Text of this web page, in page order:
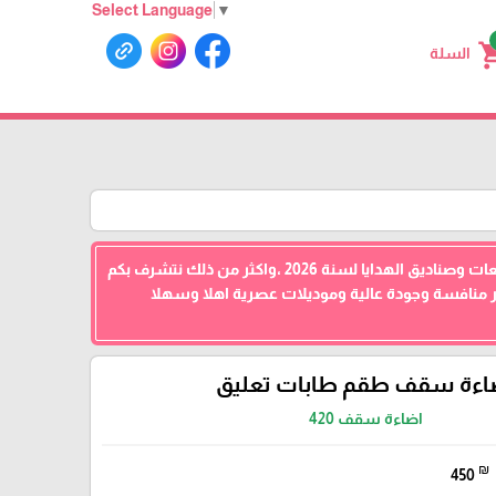
Select Language ▼
السلة
الزبائن الكرام ،تم بحمد الله وصول أصناف كثيرة ومتنوعة من ضمن الورد الصناعي ولوازم الافراح والتوزيعات وصناديق الهدايا لسنة 2026 ،واكثر من ذلك نتشرف بكم
منافسة وجودة عالية وموديلات عصرية اهلا وسهلا
سقف طقم طابات تعليق
اضاءة سقف 420
450 ₪